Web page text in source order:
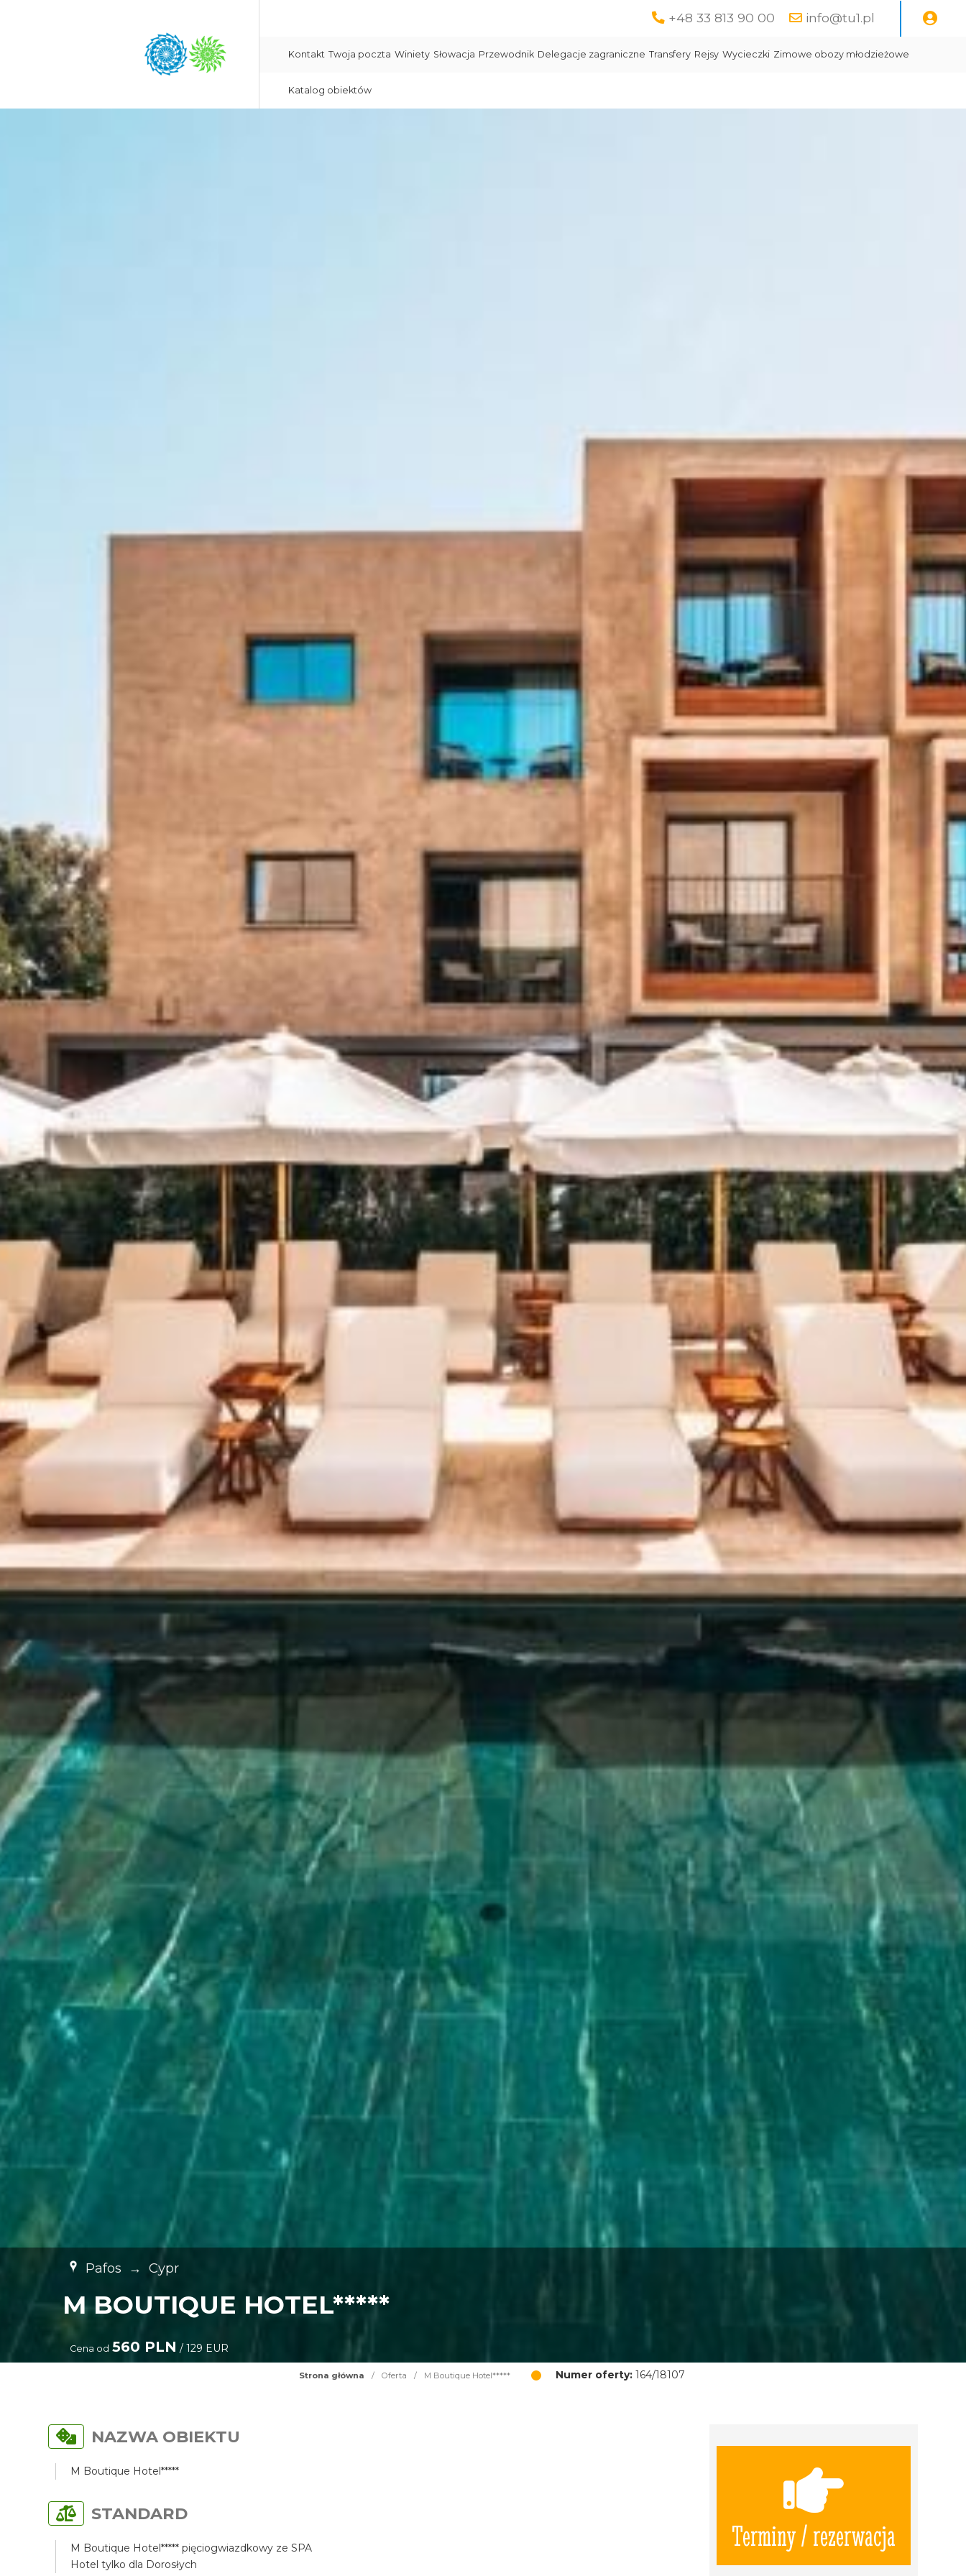
+48 33 813 90 00 info@tu1.pl
Kontakt Twoja poczta Winiety Słowacja Przewodnik Delegacje zagraniczne Transfery Rejsy Wycieczki Zimowe obozy młodzieżowe
Katalog obiektów
Pafos → Cypr
M BOUTIQUE HOTEL*****
Cena od 560 PLN / 129 EUR
Strona główna / Oferta / M Boutique Hotel***** Numer oferty: 164/18107
Terminy / rezerwacja
NAZWA OBIEKTU
M Boutique Hotel*****
STANDARD
M Boutique Hotel***** pięciogwiazdkowy ze SPA
Hotel tylko dla Dorosłych